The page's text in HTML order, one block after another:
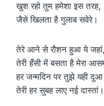
खुश रहो तुम हमेशा इस तरह,
जैसे खिलता है गुलाब सवेरे।
तेरे आने से रौशन हुआ ये जहां,
तेरी हँसी में बसता है मेरा
हर जन्मदिन पर तुझे यही
तेरी हर सुबह लाए नई दास्तां।